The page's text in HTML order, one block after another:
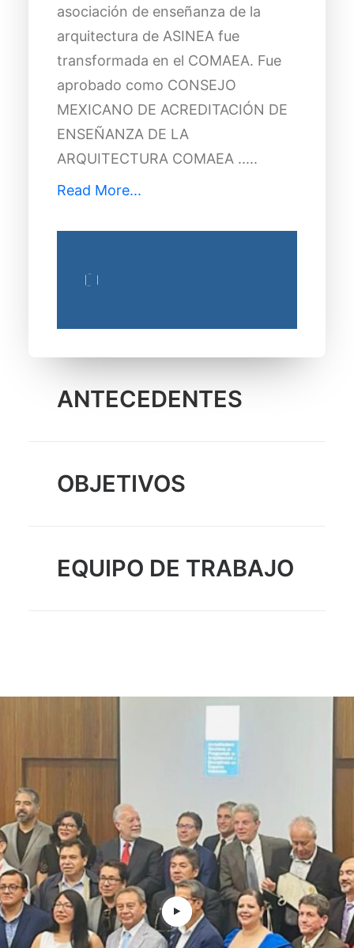
asociación de enseñanza de la
arquitectura de ASINEA fue
transformada en el COMAEA. Fue
aprobado como CONSEJO
MEXICANO DE ACREDITACIÓN DE
ENSEÑANZA DE LA
ARQUITECTURA COMAEA .....
Read More...
ANTECEDENTES
OBJETIVOS
EQUIPO DE TRABAJO